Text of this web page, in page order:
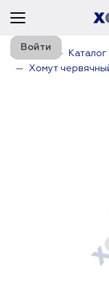
Войти
Главная Каталог
Хомут